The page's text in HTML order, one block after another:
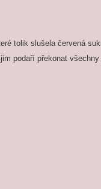
tolik slušela červená
podaří překonat všechny